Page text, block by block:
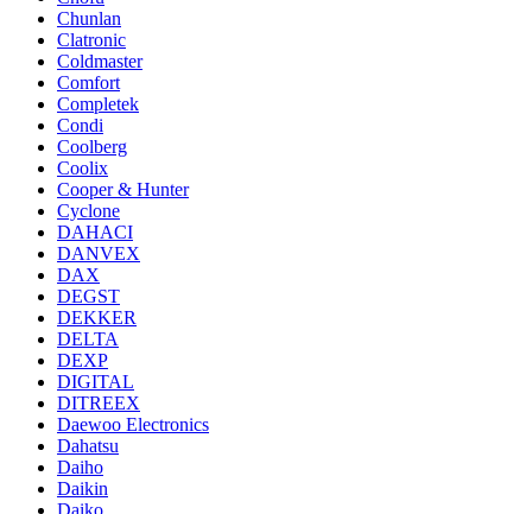
Chunlan
Clatronic
Coldmaster
Comfort
Completek
Condi
Coolberg
Coolix
Cooper & Hunter
Cyclone
DAHACI
DANVEX
DAX
DEGST
DEKKER
DELTA
DEXP
DIGITAL
DITREEX
Daewoo Electronics
Dahatsu
Daiho
Daikin
Daiko